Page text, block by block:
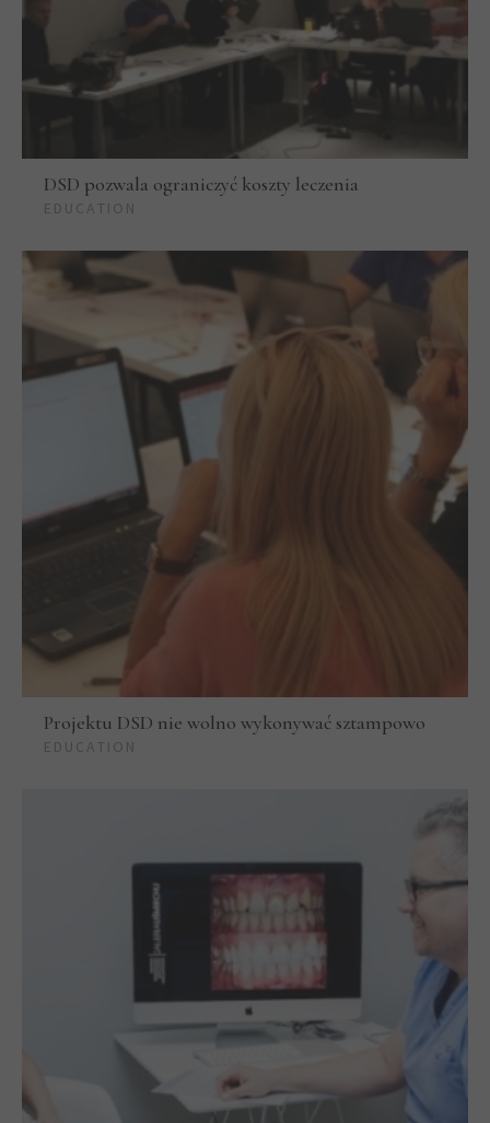
DSD pozwala ograniczyć koszty leczenia
EDUCATION
Projektu DSD nie wolno wykonywać sztampowo
EDUCATION